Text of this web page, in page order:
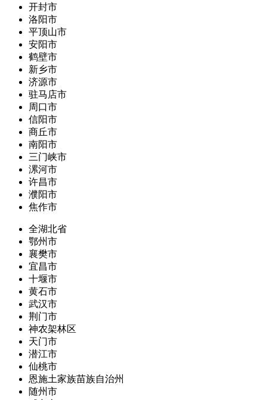
开封市
洛阳市
平顶山市
安阳市
鹤壁市
新乡市
济源市
驻马店市
周口市
信阳市
商丘市
南阳市
三门峡市
漯河市
许昌市
濮阳市
焦作市
全湖北省
鄂州市
襄樊市
宜昌市
十堰市
黄石市
武汉市
荆门市
神农架林区
天门市
潜江市
仙桃市
恩施土家族苗族自治州
随州市